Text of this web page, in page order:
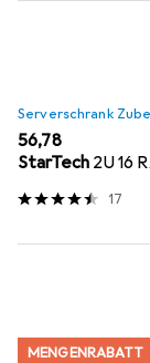
Serverschrank
EUR
56,78
StarTech 2U 16
17
MENGENRABATT